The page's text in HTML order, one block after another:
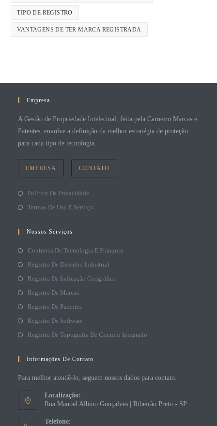
TIPO DE REGISTRO
VANTAGENS DE TER MARCA REGISTRADA
Empresa
A Gestão de Propriedade Intelectual, feita pela Carneiro Marcas e
Patentes, envolve a definição da melhor estratégia de proteção
para cada tipo de tecnologia.
EMPRESA CONTATO
Política De Privacidade
Termos De Uso E Serviço
Nossos Serviços
Contratos De Tecnologia E Franquia
Registro De Desenho Industrial
Registro De Indicação Geográfica
Registro De Marcas
Registro De Patentes
Registro De Software
Registro De Topografia De Circuito Integrado
Informações De Contato
Para melhor atendê-lo, seguem nossos dados para contato.
Localização:
Rua Manoel Albino Gonçalves | Ribeirão Preto - SP
Telefone: